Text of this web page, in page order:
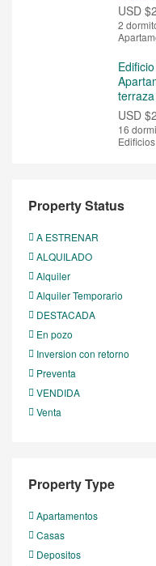
USD
2
USD
16
Edificios
Property Status
A ESTRENAR
ALQUILADO
Alquiler
Alquiler Temporario
DESTACADA
En pozo
Inversion con retorno
Preventa
VENDIDA
Venta
Property Type
Apartamentos
Casas
Depositos